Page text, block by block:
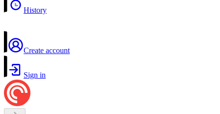
History
Create account
Sign in